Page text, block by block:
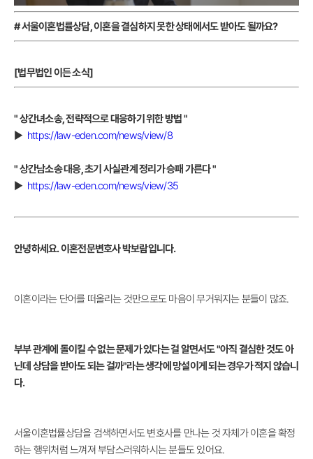
# 서울이혼법률상담, 이혼을 결심하지 못한 상태에서도 받아도 될까요?
[법무법인 이든 소식]
" 상간녀소송, 전략적으로 대응하기 위한 방법"
▶ https://law-eden.com/news/view/8
" 상간남소송 대응, 초기 사실관계 정리가 승패 가른다"
▶ https://law-eden.com/news/view/35
안녕하세요. 이혼전문변호사 박보람입니다.
이혼이라는 단어를 떠올리는 것만으로도 마음이 무거워지는 분들이 많죠.
부부 관계에 돌이킬 수 없는 문제가 있다는 걸 알면서도 "아직 결심한 것도 아
닌데 상담을 받아도 되는 걸까"라는 생각에 망설이게 되는 경우가 적지 않습니
다.
서울이혼법률상담을 검색하면서도 변호사를 만나는 것 자체가 이혼을 확정
하는 행위처럼 느껴져 부담스러워하시는 분들도 있어요.